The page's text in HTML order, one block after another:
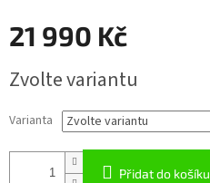
21 990 Kč
cena:
Zvolte variantu
Varianta
Přidat do košíku